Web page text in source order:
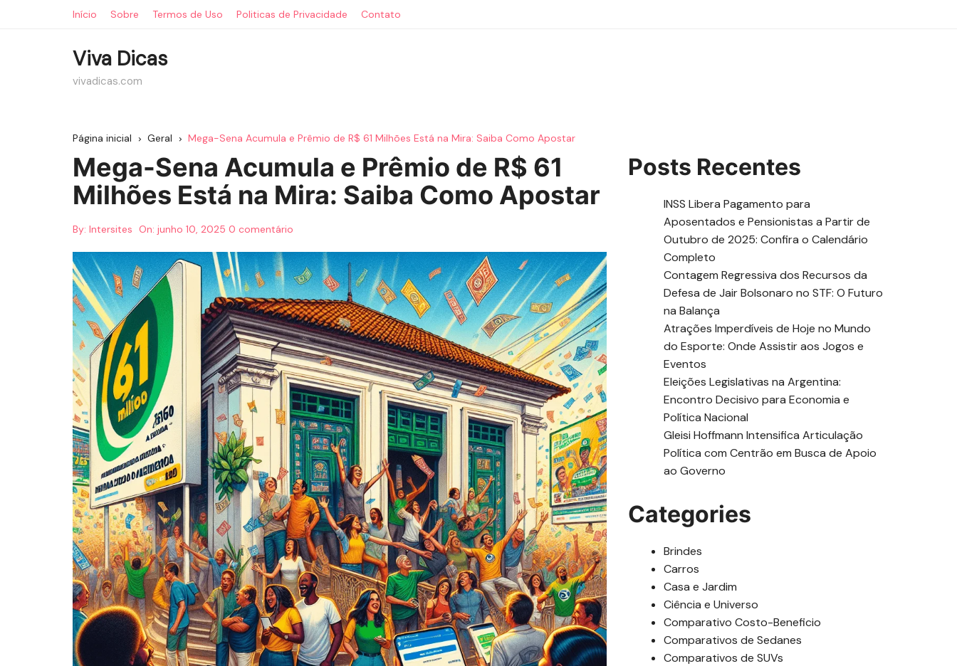
Início Sobre Termos de Uso Politicas de Privacidade Contato
Viva Dicas
vivadicas.com
Página inicial Geral Mega-Sena Acumula e Prêmio de R$ 61 Milhões Está na Mira: Saiba Como Apostar
Mega-Sena Acumula e Prêmio de R$ 61
Milhões Está na Mira: Saiba Como Apostar
By: Intersites On: junho 10, 2025 0 comentário
Posts Recentes
INSS Libera Pagamento para
Aposentados e Pensionistas a Partir de
Outubro de 2025: Confira o Calendário
Completo
Contagem Regressiva dos Recursos da
Defesa de Jair Bolsonaro no STF: O Futuro
na Balança
Atrações Imperdíveis de Hoje no Mundo
do Esporte: Onde Assistir aos Jogos e
Eventos
Eleições Legislativas na Argentina:
Encontro Decisivo para Economia e
Política Nacional
Gleisi Hoffmann Intensifica Articulação
Política com Centrão em Busca de Apoio
ao Governo
Categories
Brindes
Carros
Casa e Jardim
Ciência e Universo
Comparativo Costo-Beneficio
Comparativos de Sedanes
Comparativos de SUVs